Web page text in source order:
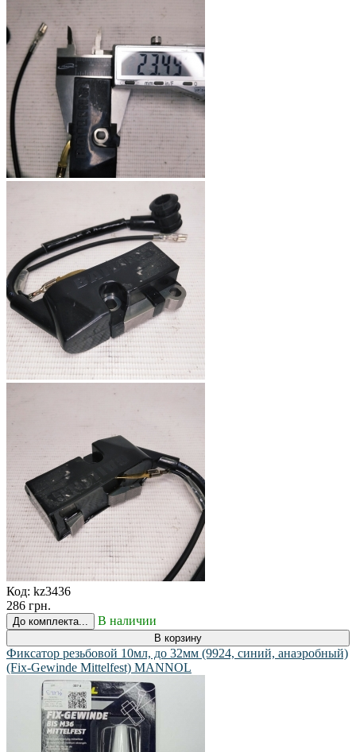
Код: kz3436
286 грн.
До комплекта... В наличии
В корзину
Фиксатор резьбовой 10мл, до 32мм (9924, синий, анаэробный)
(Fix-Gewinde Mittelfest) MANNOL